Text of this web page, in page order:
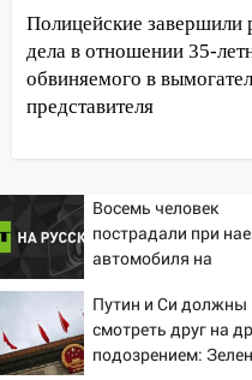
16:12 Едва не
Вешкайме
знакомым
больницей
больницу
15:59
Ульяновец
миллионов рублей
покровительство
15:32
На «кольце»
летнего мопедиста
Полицейские завершили
дела в отношении 35-
обвиняемого в
представителя
Восемь человек
пострадали при
автомобиля на
Путин и Си должны
смотреть друг на
подозрением: